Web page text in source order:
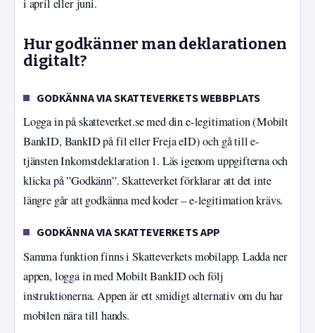
i april eller juni.
Hur godkänner man deklarationen
digitalt?
GODKÄNNA VIA SKATTEVERKETS WEBBPLATS
Logga in på skatteverket.se med din e-legitimation (Mobilt
BankID, BankID på fil eller Freja eID) och gå till e-
tjänsten Inkomstdeklaration 1. Läs igenom uppgifterna och
klicka på ”Godkänn”. Skatteverket förklarar att det inte
längre går att godkänna med koder – e-legitimation krävs.
GODKÄNNA VIA SKATTEVERKETS APP
Samma funktion finns i Skatteverkets mobilapp. Ladda ner
appen, logga in med Mobilt BankID och följ
instruktionerna. Appen är ett smidigt alternativ om du har
mobilen nära till hands.